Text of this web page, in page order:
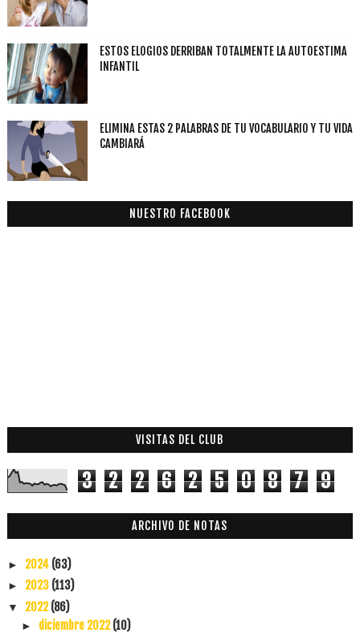
ESTOS ELOGIOS DERRIBAN TOTALMENTE LA AUTOESTIMA
INFANTIL
ELIMINA ESTAS 2 PALABRAS DE TU VOCABULARIO Y TU VIDA
CAMBIARÁ
NUESTRO FACEBOOK
VISITAS DEL CLUB
3 2 2 6 2 5 0 8 7 9
ARCHIVO DE NOTAS
► 2024 (63)
► 2023 (113)
▼ 2022(86)
► diciembre 2022(10)